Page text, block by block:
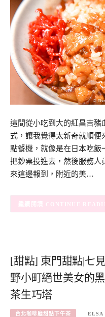
這間從小吃到大的紅昌吉豬
式，讓我覺得太新奇就順便
點餐機，就像是在日本吃飯
把鈔票投進去，然後服務人
來這邊報到，附近的美…
CONTINUE
[甜點] 東門甜點|七
野小町絕世美女的
茶生巧塔
台北咖啡廳甜點下午茶 ELSA